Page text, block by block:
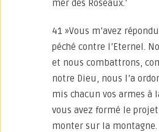
mer des Roseaux.’
41 »Vous m’avez
péché contre l’Eternel.
et nous combattrons,
notre Dieu, nous l’a
mis chacun vos armes à
vous avez formé le
monter sur la montagne.